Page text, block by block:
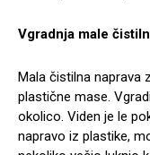
Vgradnja male
Mala čistilna naprava
plastične mase.
okolico. Viden je le
napravo iz plastike,